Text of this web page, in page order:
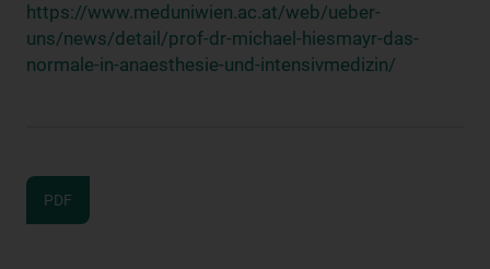
https://www.meduniwien.ac.at/web/ueber-
uns/news/detail/prof-dr-michael-hiesmayr-das-
normale-in-anaesthesie-und-intensivmedizin/
PDF